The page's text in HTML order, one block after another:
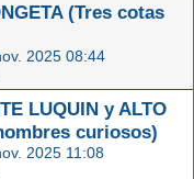
(Tres cotas
2025 08:44
LUQUIN y ALTO
curiosos)
2025 11:08